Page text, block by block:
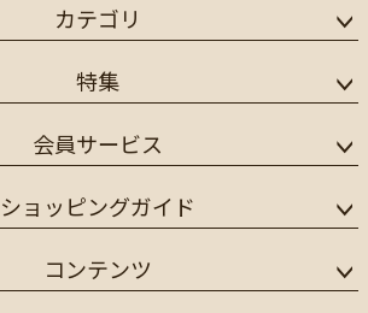
カテゴリ
特集
会員サービス
ショッピングガイド
コンテンツ